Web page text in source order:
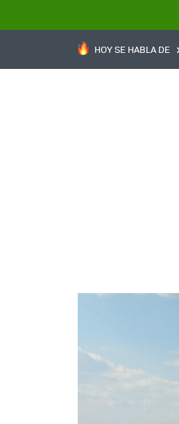
HOY SE HABLA DE